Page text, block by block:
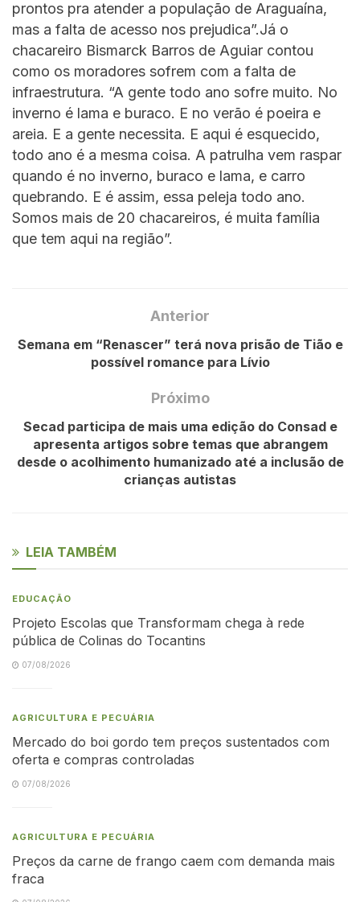
prontos pra atender a população de Araguaína,
mas a falta de acesso nos prejudica”.Já o
chacareiro Bismarck Barros de Aguiar contou
como os moradores sofrem com a falta de
infraestrutura. “A gente todo ano sofre muito. No
inverno é lama e buraco. E no verão é poeira e
areia. E a gente necessita. E aqui é esquecido,
todo ano é a mesma coisa. A patrulha vem raspar
quando é no inverno, buraco e lama, e carro
quebrando. E é assim, essa peleja todo ano.
Somos mais de 20 chacareiros, é muita família
que tem aqui na região”.
Anterior
Semana em “Renascer” terá nova prisão de Tião e
possível romance para Lívio
Próximo
Secad participa de mais uma edição do Consad e
apresenta artigos sobre temas que abrangem
desde o acolhimento humanizado até a inclusão de
crianças autistas
LEIA TAMBÉM
EDUCAÇÃO
Projeto Escolas que Transformam chega à rede
pública de Colinas do Tocantins
07/08/2026
AGRICULTURA E PECUÁRIA
Mercado do boi gordo tem preços sustentados com
oferta e compras controladas
07/08/2026
AGRICULTURA E PECUÁRIA
Preços da carne de frango caem com demanda mais
fraca